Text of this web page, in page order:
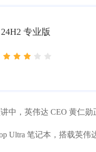
专业版
，英伟达 CEO 黄仁勋
笔记本，搭载英伟达